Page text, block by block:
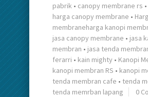
pabrik • canopy membrane rs •
harga canopy membrane •
membraneharga kanopi
jasa canopy membrane • jasa
membran • jasa tenda
ferarri • kain mighty • Kanopi
kanopi membran RS • kanopi
tenda membran cafe • tenda
tenda memrban lapang
0